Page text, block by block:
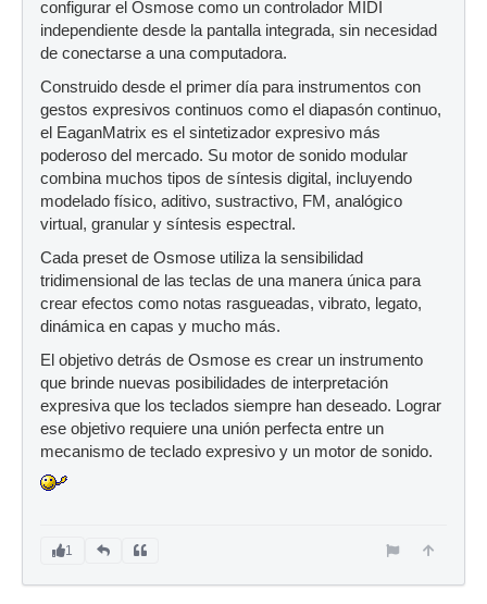
configurar el Osmose como un controlador MIDI
independiente desde la pantalla integrada, sin necesidad
de conectarse a una computadora.
Construido desde el primer día para instrumentos con
gestos expresivos continuos como el diapasón continuo,
el EaganMatrix es el sintetizador expresivo más
poderoso del mercado. Su motor de sonido modular
combina muchos tipos de síntesis digital, incluyendo
modelado físico, aditivo, sustractivo, FM, analógico
virtual, granular y síntesis espectral.
Cada preset de Osmose utiliza la sensibilidad
tridimensional de las teclas de una manera única para
crear efectos como notas rasgueadas, vibrato, legato,
dinámica en capas y mucho más.
El objetivo detrás de Osmose es crear un instrumento
que brinde nuevas posibilidades de interpretación
expresiva que los teclados siempre han deseado. Lograr
ese objetivo requiere una unión perfecta entre un
mecanismo de teclado expresivo y un motor de sonido.
1